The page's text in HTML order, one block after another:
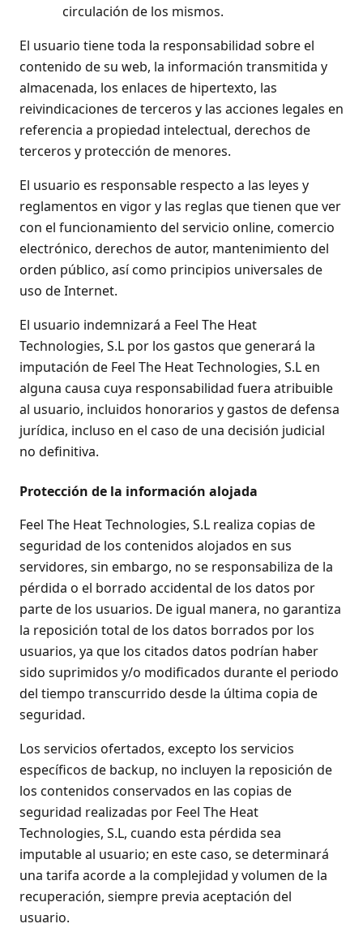
circulación de los mismos.
El usuario tiene toda la responsabilidad sobre el
contenido de su web, la información transmitida y
almacenada, los enlaces de hipertexto, las
reivindicaciones de terceros y las acciones legales en
referencia a propiedad intelectual, derechos de
terceros y protección de menores.
El usuario es responsable respecto a las leyes y
reglamentos en vigor y las reglas que tienen que ver
con el funcionamiento del servicio online, comercio
electrónico, derechos de autor, mantenimiento del
orden público, así como principios universales de
uso de Internet.
El usuario indemnizará a Feel The Heat
Technologies, S.L por los gastos que generará la
imputación de Feel The Heat Technologies, S.L en
alguna causa cuya responsabilidad fuera atribuible
al usuario, incluidos honorarios y gastos de defensa
jurídica, incluso en el caso de una decisión judicial
no definitiva.
Protección de la información alojada
Feel The Heat Technologies, S.L realiza copias de
seguridad de los contenidos alojados en sus
servidores, sin embargo, no se responsabiliza de la
pérdida o el borrado accidental de los datos por
parte de los usuarios. De igual manera, no garantiza
la reposición total de los datos borrados por los
usuarios, ya que los citados datos podrían haber
sido suprimidos y/o modificados durante el periodo
del tiempo transcurrido desde la última copia de
seguridad.
Los servicios ofertados, excepto los servicios
específicos de backup, no incluyen la reposición de
los contenidos conservados en las copias de
seguridad realizadas por Feel The Heat
Technologies, S.L, cuando esta pérdida sea
imputable al usuario; en este caso, se determinará
una tarifa acorde a la complejidad y volumen de la
recuperación, siempre previa aceptación del
usuario.